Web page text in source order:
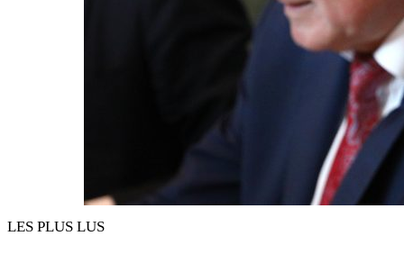
LES PLUS LUS